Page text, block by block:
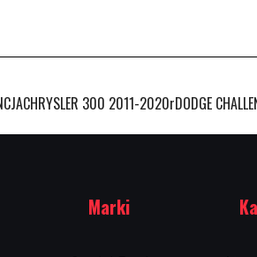
300 2011-2020rDODGE
Marki